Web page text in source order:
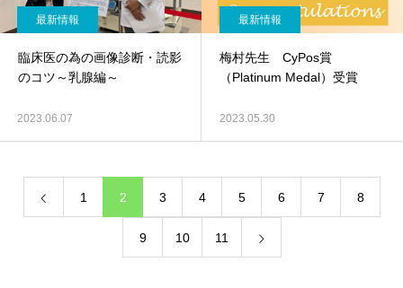
最新情報
臨床医の為の画像診断・読影
のコツ～乳腺編～
2023.06.07
最新情報
梅村先生 CyPos賞
（Platinum Medal）受賞
2023.05.30
1 2 3 4 5 6 7 8
9 10 11